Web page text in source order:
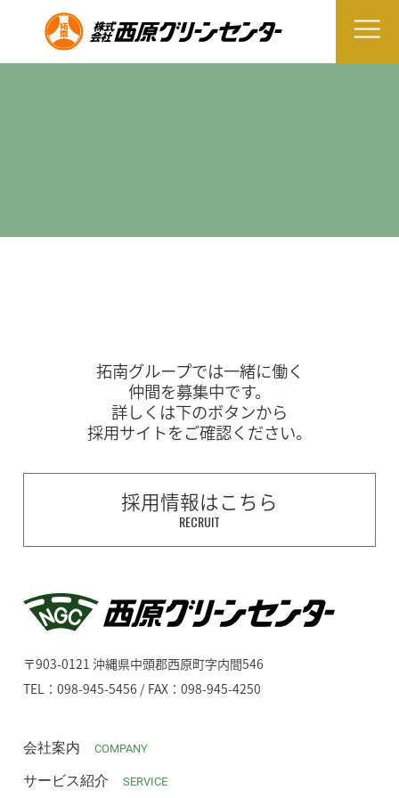
拓南グループでは一緒に働く
仲間を募集中です。
詳しくは下のボタンから
採用サイトをご確認ください。
採用情報はこちら
RECRUIT
〒903-0121 沖縄県中頭郡西原町字内間546
TEL：098-945-5456 / FAX：098-945-4250
会社案内 COMPANY
サービス紹介 SERVICE